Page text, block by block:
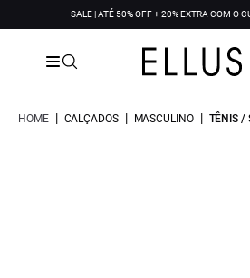
SALE | ATÉ 50% OFF + 20% EXTRA COM O
HOME | CALÇADOS | MASCULINO | TÊNIS /